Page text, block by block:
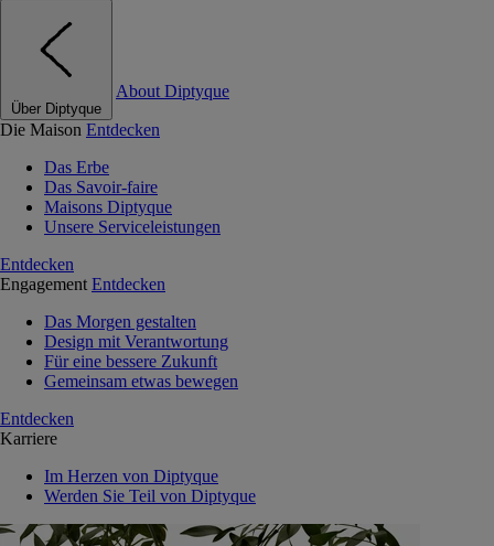
Über Diptyque
About Diptyque
Die Maison Entdecken
Das Erbe
Das Savoir-faire
Maisons Diptyque
Unsere Serviceleistungen
Entdecken
Engagement Entdecken
Das Morgen gestalten
Design mit Verantwortung
Für eine bessere Zukunft
Gemeinsam etwas bewegen
Entdecken
Karriere
Im Herzen von Diptyque
Werden Sie Teil von Diptyque